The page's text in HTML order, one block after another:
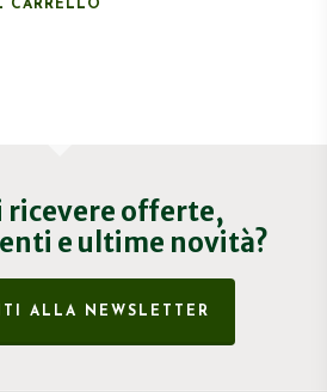
CARRELLO
ricevere offerte,
e ultime novità?
ALLA NEWSLETTER